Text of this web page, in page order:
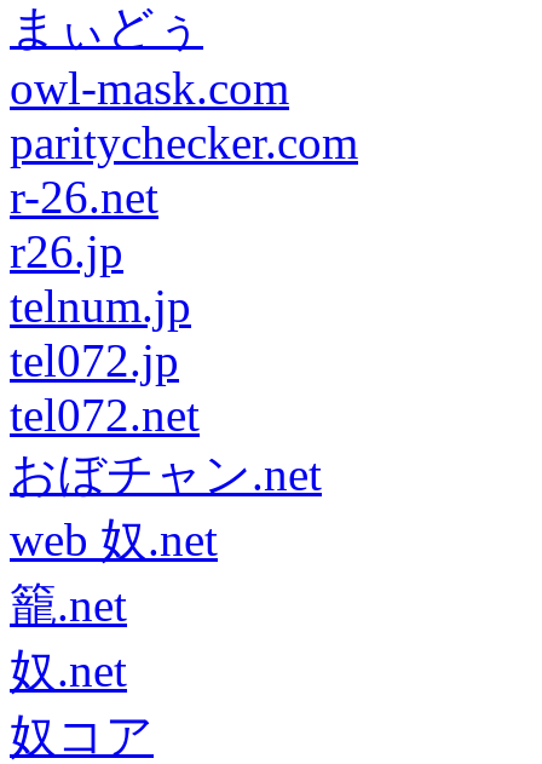
まぃどぅ
owl-mask.com
paritychecker.com
r-26.net
r26.jp
telnum.jp
tel072.jp
tel072.net
おぼチャン.net
web 奴.net
籠.net
奴.net
奴コア